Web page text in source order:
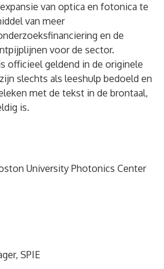
van optica en fotonica te
van meer
en de
voor de sector.
officieel geldend in de originele
slechts als leeshulp bedoeld en
met de tekst in de brontaal,
is.
University Photonics Center
SPIE